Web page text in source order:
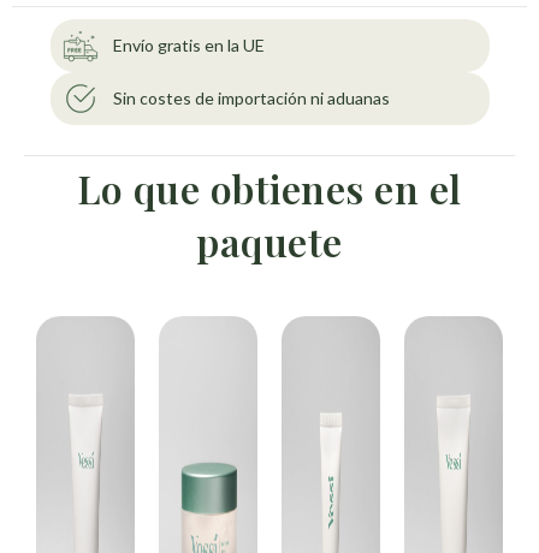
Envío gratis en la UE
Sin costes de importación ni aduanas
Lo que obtienes en el
paquete